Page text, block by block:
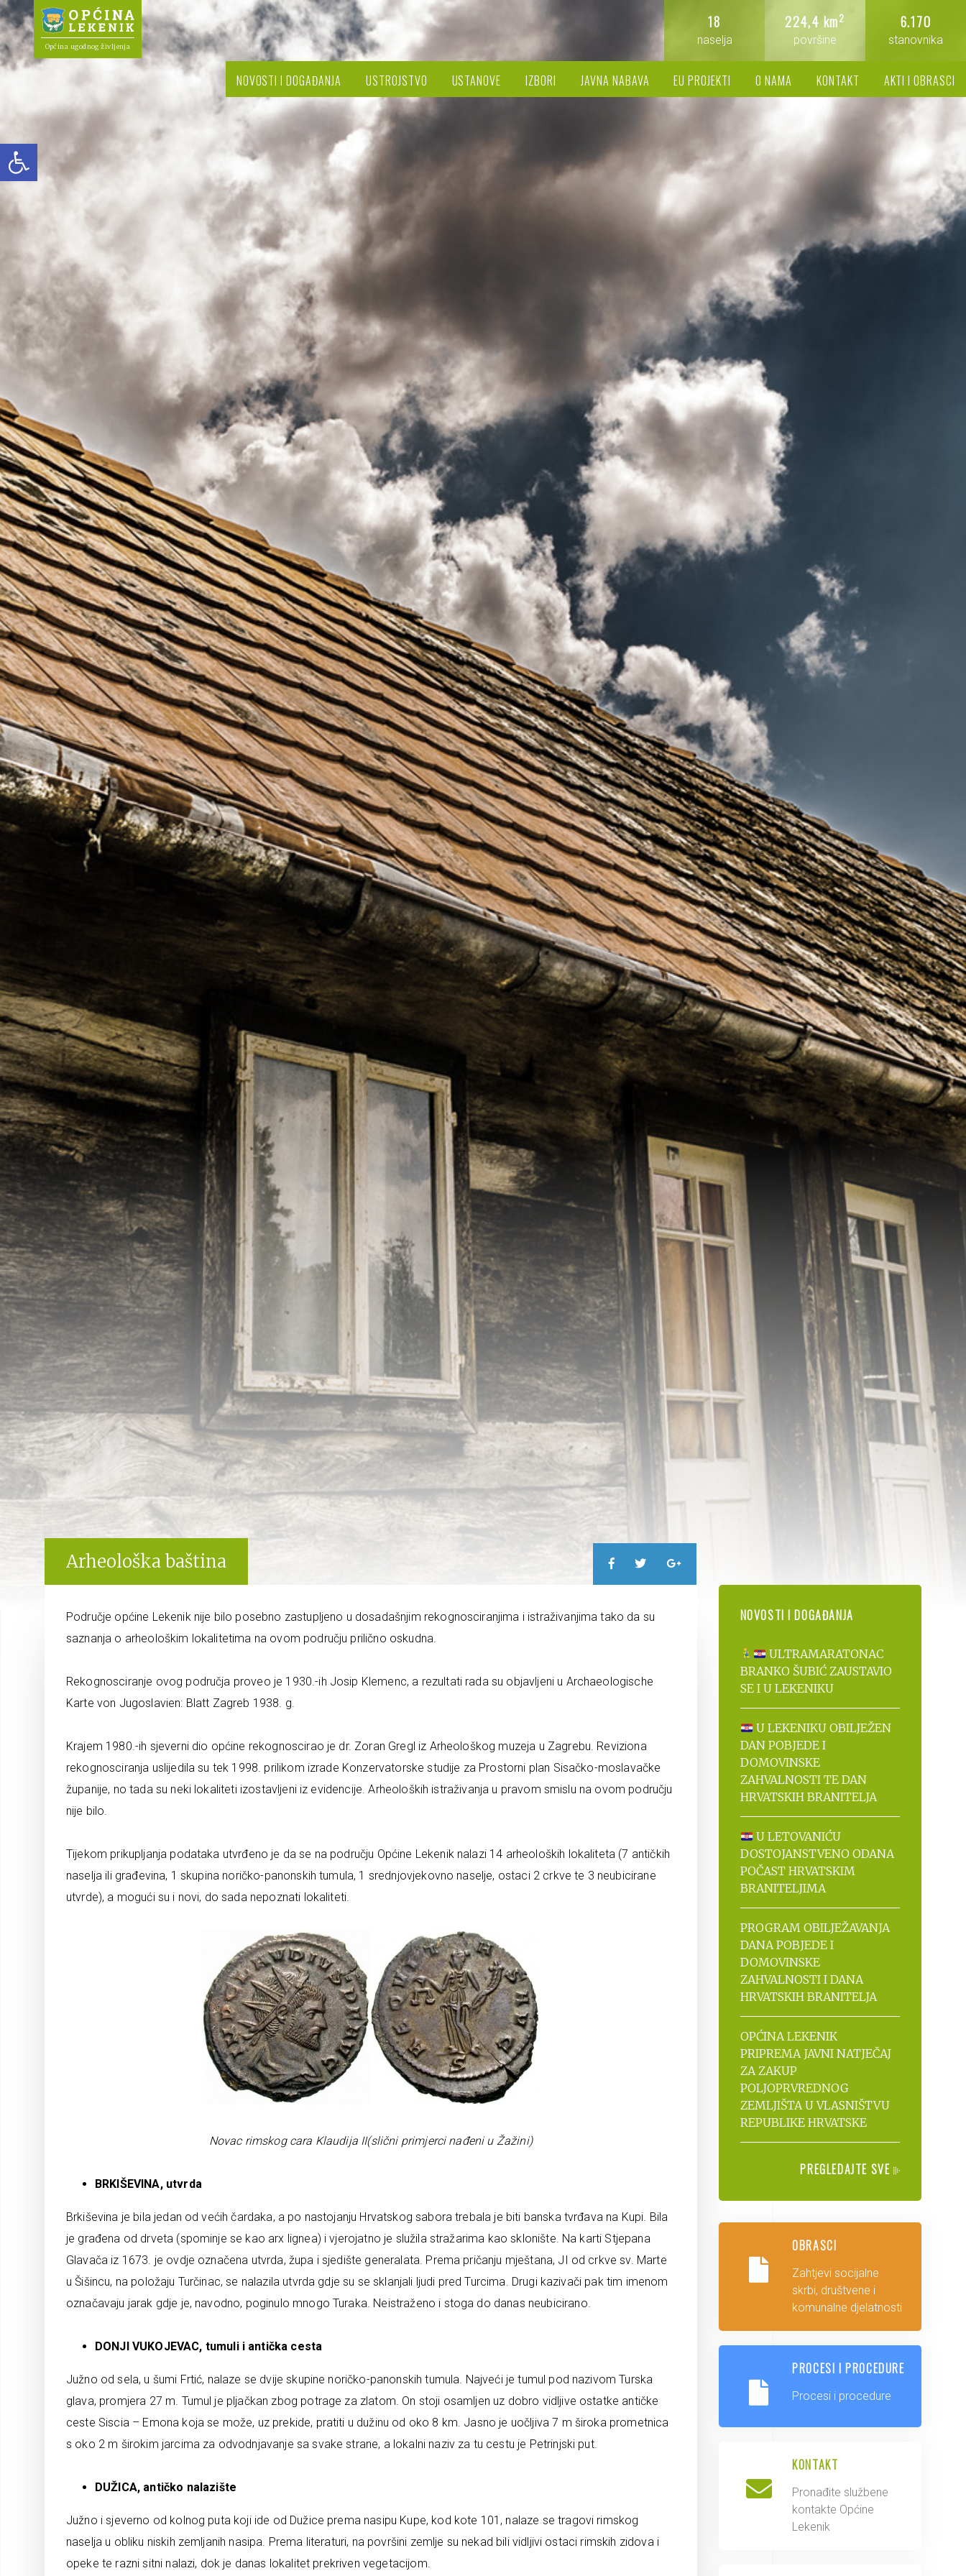
Open toolbar
Općina ugodnog življenja
6.170
stanovnika
224,4 km2
površine
18
naselja
NOVOSTI I DOGAĐANJA USTROJSTVO USTANOVE IZBORI JAVNA NABAVA EU PROJEKTI O NAMA KONTAKT AKTI I OBRASCI
Arheološka baština
Područje općine Lekenik nije bilo posebno zastupljeno u dosadašnjim rekognosciranjima i istraživanjima tako da su
saznanja o arheološkim lokalitetima na ovom području prilično oskudna.
Rekognosciranje ovog područja proveo je 1930.-ih Josip Klemenc, a rezultati rada su objavljeni u Archaeologische
Karte von Jugoslavien: Blatt Zagreb 1938. g.
Krajem 1980.-ih sjeverni dio općine rekognoscirao je dr. Zoran Gregl iz Arheološkog muzeja u Zagrebu. Reviziona
rekognosciranja uslijedila su tek 1998. prilikom izrade Konzervatorske studije za Prostorni plan Sisačko-moslavačke
županije, no tada su neki lokaliteti izostavljeni iz evidencije. Arheoloških istraživanja u pravom smislu na ovom području
nije bilo.
Tijekom prikupljanja podataka utvrđeno je da se na području Općine Lekenik nalazi 14 arheoloških lokaliteta (7 antičkih
naselja ili građevina, 1 skupina noričko-panonskih tumula, 1 srednjovjekovno naselje, ostaci 2 crkve te 3 neubicirane
utvrde), a mogući su i novi, do sada nepoznati lokaliteti.
Novac rimskog cara Klaudija II(slični primjerci nađeni u Žažini)
BRKIŠEVINA, utvrda
Brkiševina je bila jedan od većih čardaka, a po nastojanju Hrvatskog sabora trebala je biti banska tvrđava na Kupi. Bila
je građena od drveta (spominje se kao arx lignea) i vjerojatno je služila stražarima kao sklonište. Na karti Stjepana
Glavača iz 1673. je ovdje označena utvrda, župa i sjedište generalata. Prema pričanju mještana, JI od crkve sv. Marte
u Šišincu, na položaju Turčinac, se nalazila utvrda gdje su se sklanjali ljudi pred Turcima. Drugi kazivači pak tim imenom
označavaju jarak gdje je, navodno, poginulo mnogo Turaka. Neistraženo i stoga do danas neubicirano.
DONJI VUKOJEVAC, tumuli i antička cesta
Južno od sela, u šumi Frtić, nalaze se dvije skupine noričko-panonskih tumula. Najveći je tumul pod nazivom Turska
glava, promjera 27 m. Tumul je pljačkan zbog potrage za zlatom. On stoji osamljen uz dobro vidljive ostatke antičke
ceste Siscia – Emona koja se može, uz prekide, pratiti u dužinu od oko 8 km. Jasno je uočljiva 7 m široka prometnica
s oko 2 m širokim jarcima za odvodnjavanje sa svake strane, a lokalni naziv za tu cestu je Petrinjski put.
DUŽICA, antičko nalazište
Južno i sjeverno od kolnog puta koji ide od Dužice prema nasipu Kupe, kod kote 101, nalaze se tragovi rimskog
naselja u obliku niskih zemljanih nasipa. Prema literaturi, na površini zemlje su nekad bili vidljivi ostaci rimskih zidova i
opeke te razni sitni nalazi, dok je danas lokalitet prekriven vegetacijom.
NOVOSTI I DOGAĐANJA
ULTRAMARATONAC
BRANKO ŠUBIĆ ZAUSTAVIO
SE I U LEKENIKU
U LEKENIKU OBILJEŽEN
DAN POBJEDE I
DOMOVINSKE
ZAHVALNOSTI TE DAN
HRVATSKIH BRANITELJA
U LETOVANIĆU
DOSTOJANSTVENO ODANA
POČAST HRVATSKIM
BRANITELJIMA
PROGRAM OBILJEŽAVANJA
DANA POBJEDE I
DOMOVINSKE
ZAHVALNOSTI I DANA
HRVATSKIH BRANITELJA
OPĆINA LEKENIK
PRIPREMA JAVNI NATJEČAJ
ZA ZAKUP
POLJOPRVREDNOG
ZEMLJIŠTA U VLASNIŠTVU
REPUBLIKE HRVATSKE
PREGLEDAJTE SVE
OBRASCI
Zahtjevi socijalne
skrbi, društvene i
komunalne djelatnosti
PROCESI I PROCEDURE
Procesi i procedure
KONTAKT
Pronađite službene
kontakte Općine
Lekenik